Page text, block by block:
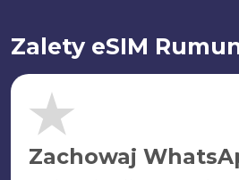
Zalety eSIM
Zachowaj